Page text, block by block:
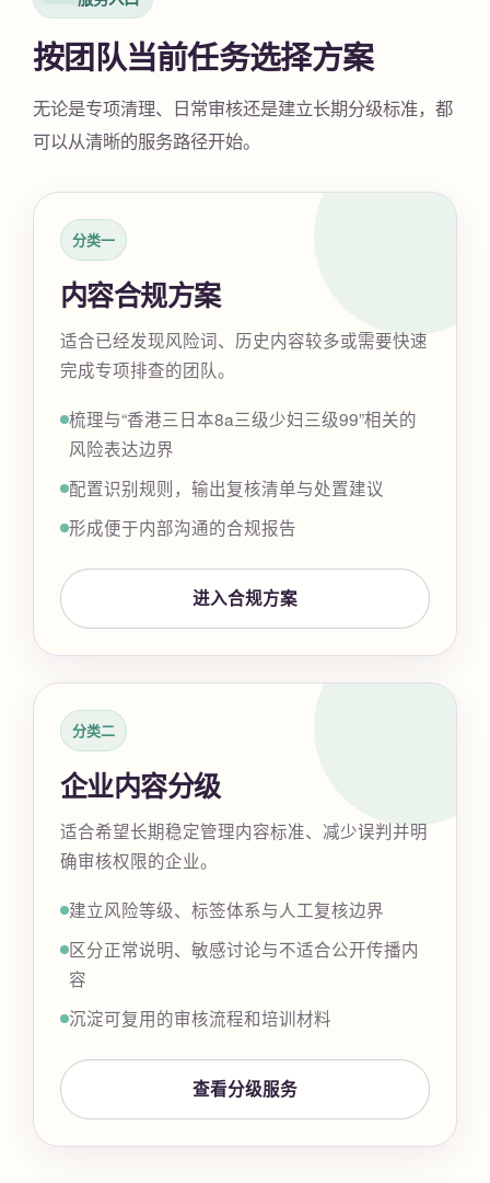
按团队当前任务选择方案
无论是专项清理、日常审核还是建立长期分级标准，都
可以从清晰的服务路径开始。
分类一
内容合规方案
适合已经发现风险词、历史内容较多或需要快速
完成专项排查的团队。
梳理与“香港三日本8a三级少妇三级99”相关的
风险表达边界
配置识别规则，输出复核清单与处置建议
形成便于内部沟通的合规报告
进入合规方案
分类二
企业内容分级
适合希望长期稳定管理内容标准、减少误判并明
确审核权限的企业。
建立风险等级、标签体系与人工复核边界
区分正常说明、敏感讨论与不适合公开传播内
容
沉淀可复用的审核流程和培训材料
查看分级服务